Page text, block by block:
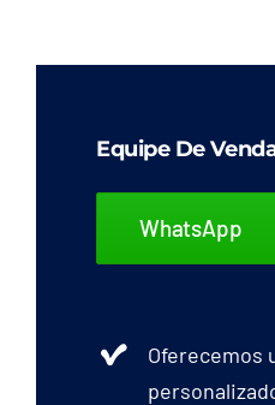
Equipe De
WhatsApp
Oferecemos